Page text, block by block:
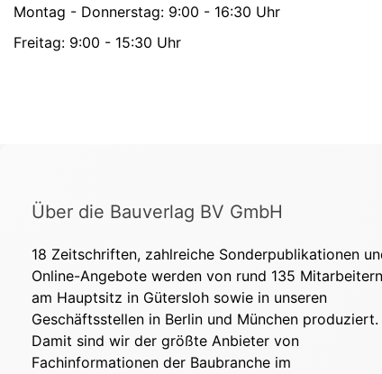
Montag - Donnerstag: 9:00 - 16:30 Uhr
Freitag: 9:00 - 15:30 Uhr
Über die Bauverlag BV GmbH
18 Zeitschriften, zahlreiche Sonderpublikationen
Online-Angebote werden von rund 135 Mitarbeitern
am Hauptsitz in Gütersloh sowie in unseren
Geschäftsstellen in Berlin und München produziert.
Damit sind wir der größte Anbieter von
Fachinformationen der Baubranche im